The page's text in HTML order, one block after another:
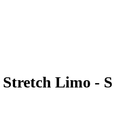
Stretch Limo -